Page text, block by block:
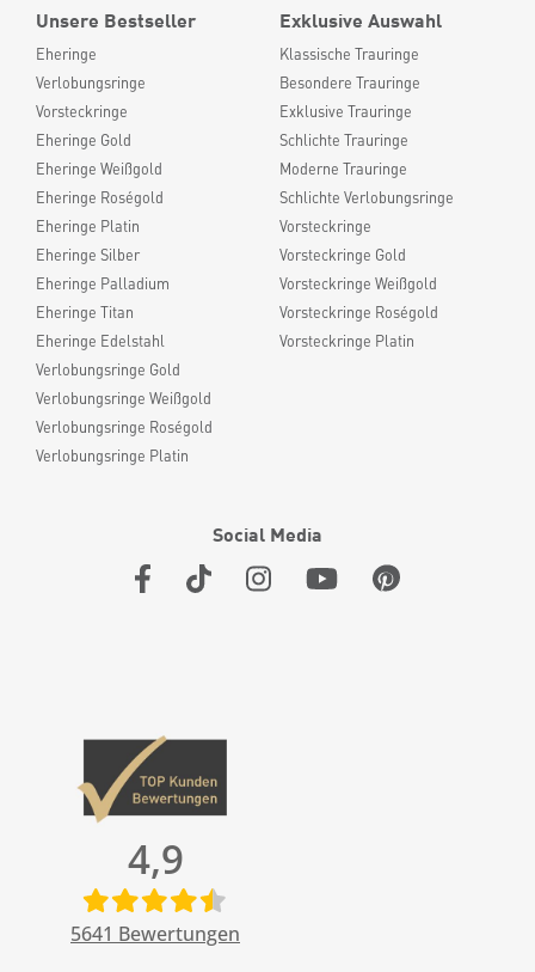
Unsere Bestseller
Eheringe
Verlobungsringe
Vorsteckringe
Eheringe Gold
Eheringe Weißgold
Eheringe Roségold
Eheringe Platin
Eheringe Silber
Eheringe Palladium
Eheringe Titan
Eheringe Edelstahl
Verlobungsringe Gold
Verlobungsringe Weißgold
Verlobungsringe Roségold
Verlobungsringe Platin
Exklusive Auswahl
Klassische Trauringe
Besondere Trauringe
Exklusive Trauringe
Schlichte Trauringe
Moderne Trauringe
Schlichte Verlobungsringe
Vorsteckringe
Vorsteckringe Gold
Vorsteckringe Weißgold
Vorsteckringe Roségold
Vorsteckringe Platin
Social Media
4,9
5641 Bewertungen